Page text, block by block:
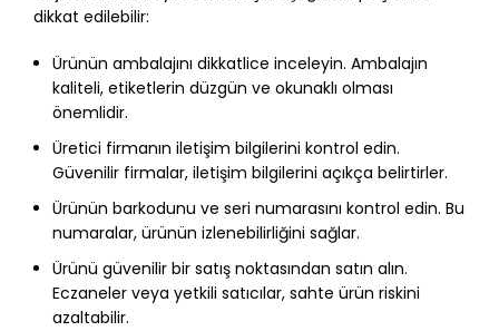
dikkat edilebilir:
Ürünün ambalajını dikkatlice inceleyin. Ambalajın
kaliteli, etiketlerin düzgün ve okunaklı olması
önemlidir.
Üretici firmanın iletişim bilgilerini kontrol edin.
Güvenilir firmalar, iletişim bilgilerini açıkça belirtirler.
Ürünün barkodunu ve seri numarasını kontrol edin. Bu
numaralar, ürünün izlenebilirliğini sağlar.
Ürünü güvenilir bir satış noktasından satın alın.
Eczaneler veya yetkili satıcılar, sahte ürün riskini
azaltabilir.